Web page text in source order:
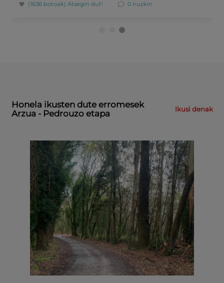
(1636 botoak)Atsegin dut! 0 iruzkin
Honela ikusten dute erromesek
Arzua - Pedrouzo etapa
Ikusi denak